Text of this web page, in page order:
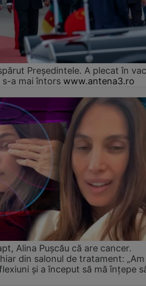
Președintele. A plecat în
s-a mai întors www.antena3.ro
Alina Pușcău că are cancer.
din salonul de tratament:
și a început să mă înțepe